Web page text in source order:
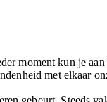
moment kun je aan
met elkaar